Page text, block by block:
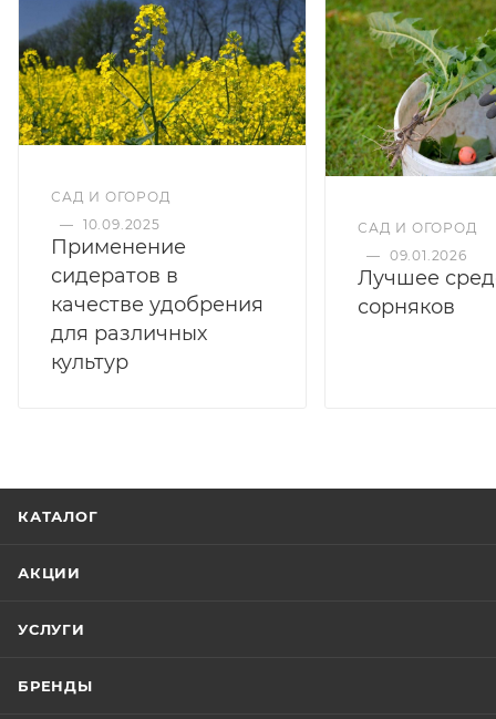
САД И ОГОРОД
— 10.09.2025
Применение
сидератов в
качестве удобрения
для различных
культур
САД И ОГОРОД
— 09.01.2026
Лучшее
сорняков
КАТАЛОГ
АКЦИИ
УСЛУГИ
БРЕНДЫ